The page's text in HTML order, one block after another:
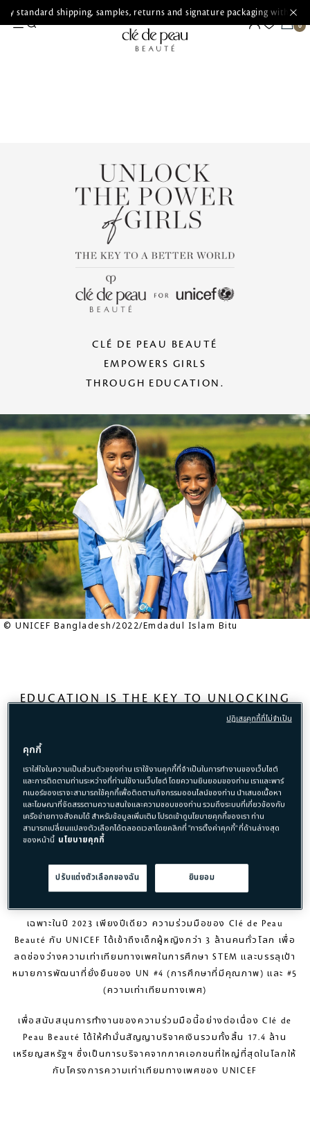
standard shipping, samples, returns and signature packaging with
CLÉ DE PEAU BEAUTÉ
EMPOWERS GIRLS
THROUGH EDUCATION.
© UNICEF Bangladesh/2022/Emdadul Islam Bitu
EDUCATION IS THE KEY TO UNLOCKING
OPENING THE DOOR TO A BETTER FUTURE
ในปี 2019 Clé de Peau Beauté และ UNICEF ได้ตกลงร่วมกันเป็น
ระยะเวลา 3 ปี เพื่อแก้ไขปัญหาช่องว่าง ความไม่เท่าเทียมกันทางการ
ศึกษาแก่เด็กผู้หญิงทั่วโลก โดยมุ่งเน้นเป็นพิเศษที่ STEM
(วิทยาศาสตร์ เทคโนโลยี วิศวกรรม และคณิตศาสตร์)
เป้าหมายเพื่อเป็นประโยชน์ต่อเด็กผู้หญิง 5.7 ล้านคนทั่วโลกภายในปี
2025
เฉพาะในปี 2023 เพียงปีเดียว ความร่วมมือของ Clé de Peau
Beauté กับ UNICEF ได้เข้าถึงเด็กผู้หญิงกว่า 3 ล้านคนทั่วโลก เพื่อ
ลดช่องว่างความเท่าเทียมทางเพศในการศึกษา STEM และบรรลุเป้า
หมายการพัฒนาที่ยั่งยืนของ UN #4 (การศึกษาที่มีคุณภาพ) และ #5
(ความเท่าเทียมทางเพศ)
เพื่อสนับสนุนการทำงานของความร่วมมือนี้อย่างต่อเนื่อง Clé de
Peau Beauté ได้ให้คำมั่นสัญญาบริจาคเงินรวมทั้งสิ้น 17.4 ล้าน
เหรียญสหรัฐฯ ซึ่งเป็นการบริจาคจากภาคเอกชนที่ใหญ่ที่สุดในโลกให้
กับโครงการความเท่าเทียมทางเพศของ UNICEF
คุกกี้
เราใส่ใจในความเป็นส่วนตัวของท่าน เราใช้งานคุกกี้ที่จำเป็นในการทำงานของเว็บไซต์
และการติดตามท่านระหว่างที่ท่านใช้งานเว็บไซต์ โดยความยินยอมของท่าน เราและพาร์
ทเนอร์ของเราจะสามารถใช้คุกกี้เพื่อติดตามกิจกรรมออนไลน์ของท่าน นำเสนอเนื้อหา
และโฆษณาที่จัดสรรตามความสนใจและความชอบของท่าน รวมถึงระบบที่เกี่ยวข้องกับ
เครือข่ายทางสังคมได้ สำหรับข้อมูลเพิ่มเติม โปรดเข้าดูนโยบายคุกกี้ของเรา ท่าน
สามารถเปลี่ยนแปลงตัวเลือกได้ตลอดเวลาโดยคลิกที่ "การตั้งค่าคุกกี้" ที่ด้านล่างสุด
ของหน้านี้ นโยบายคุกกี้
ปรับแต่งตัวเลือกของฉัน ยินยอม
ปฏิเสธคุกกี้ที่ไม่จำเป็น